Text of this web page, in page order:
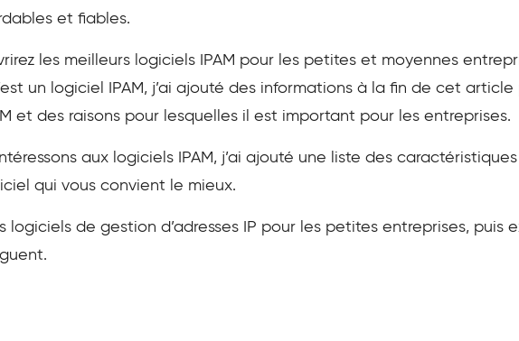
et fiables.
les meilleurs logiciels IPAM pour les petites et moyennes
un logiciel IPAM, j’ai ajouté des informations à la fin de cet
et des raisons pour lesquelles il est important pour les entreprises.
aux logiciels IPAM, j’ai ajouté une liste des
qui vous convient le mieux.
logiciels de gestion d’adresses IP pour les petites entreprises, puis